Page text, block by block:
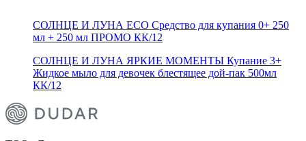
СОЛНЦЕ И ЛУНА ECO Средство для купания 0+ 250
мл + 250 мл ПРОМО КК/12
СОЛНЦЕ И ЛУНА ЯРКИЕ МОМЕНТЫ Купание 3+
Жидкое мыло для девочек блестящее дой-пак 500мл
КК/12